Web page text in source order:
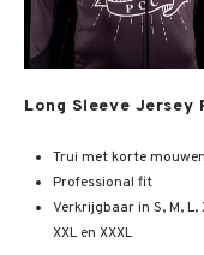
Long Sleeve Jersey
Trui met korte mouwen
Professional fit
Verkrijgbaar in S, M, L,
XXL en XXXL